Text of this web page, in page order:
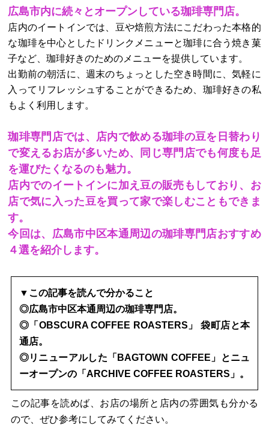
広島市内に続々とオープンしている珈琲専門店。
店内のイートインでは、豆や焙煎方法にこだわった本格的
な珈琲を中心としたドリンクメニューと珈琲に合う焼き菓
子など、珈琲好きのためのメニューを提供しています。
出勤前の朝活に、週末のちょっとした空き時間に、気軽に
入ってリフレッシュすることができるため、珈琲好きの私
もよく利用します。
珈琲専門店では、店内で飲める珈琲の豆を日替わり
で変えるお店が多いため、同じ専門店でも何度も足
を運びたくなるのも魅力。
店内でのイートインに加え豆の販売もしており、お
店で気に入った豆を買って家で楽しむこともできま
す。
今回は、広島市中区本通周辺の珈琲専門店おすすめ
４選を紹介します。
▼この記事を読んで分かること
◎広島市中区本通周辺の珈琲専門店。
◎「OBSCURA COFFEE ROASTERS」 袋町店と本
通店。
◎リニューアルした「BAGTOWN COFFEE」とニュ
ーオープンの「ARCHIVE COFFEE ROASTERS」。
この記事を読めば、お店の場所と店内の雰囲気も分かる
ので、ぜひ参考にしてみてください。